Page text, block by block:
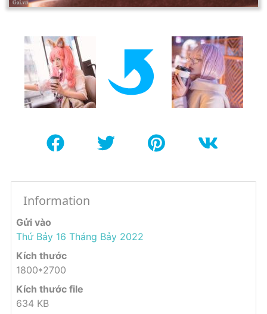
Information
Gửi vào
Thứ Bảy 16 Tháng Bảy 2022
Kích thước
1800*2700
Kích thước file
634 KB